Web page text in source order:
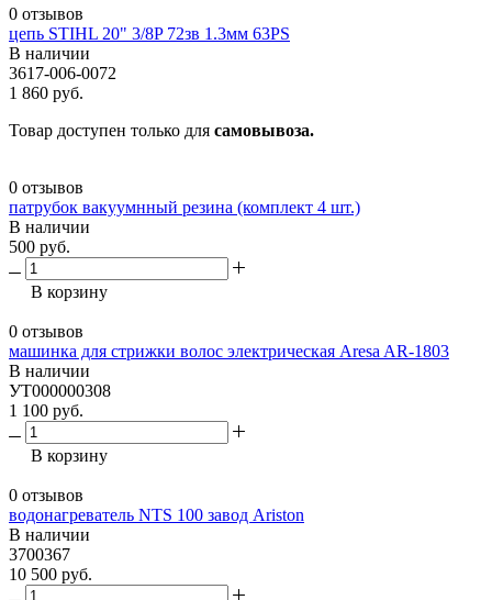
0 отзывов
цепь STIHL 20" 3/8P 72зв 1.3мм 63PS
В наличии
3617-006-0072
1 860 руб.
Товар доступен только для самовывоза.
0 отзывов
патрубок вакуумнный резина (комплект 4 шт.)
В наличии
500 руб.
В корзину
0 отзывов
машинка для стрижки волос электрическая Aresa AR-1803
В наличии
УТ000000308
1 100 руб.
В корзину
0 отзывов
водонагреватель NTS 100 завод Ariston
В наличии
3700367
10 500 руб.